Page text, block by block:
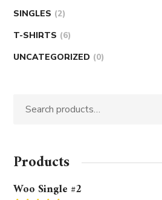
SINGLES
2
T-SHIRTS
6
UNCATEGORIZED
0
Products
Woo Single #2